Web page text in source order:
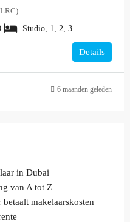
Studio, 1, 2, 3
Details
6 maanden geleden
in Dubai
van A tot Z
makelaarskosten